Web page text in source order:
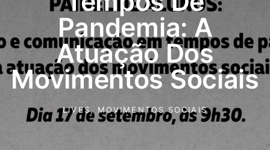
Pandemia: A
Atuação Dos
Movimentos Sociais
LIVES, MOVIMENTOS SOCIAIS